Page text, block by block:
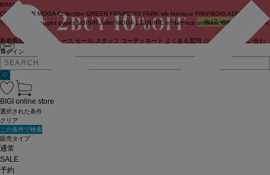
ログイン
BRAND
COUTURIER MOGA Collection GREEN FRAPBOIS PARK wb feerique FRAPBOIS ADIEU
TRISTESSE
congés payés LOISIR Julier MOGA L'EQUIPE endalence unbilanc BIGI online store
新着商品 ニュース セール スタッフ コーディネート よくある質問 ジャーナル
お問い合わ
せ
BIGI online store
選択された条件
クリア
この条件で検索
販売タイプ
通常
SALE
予約